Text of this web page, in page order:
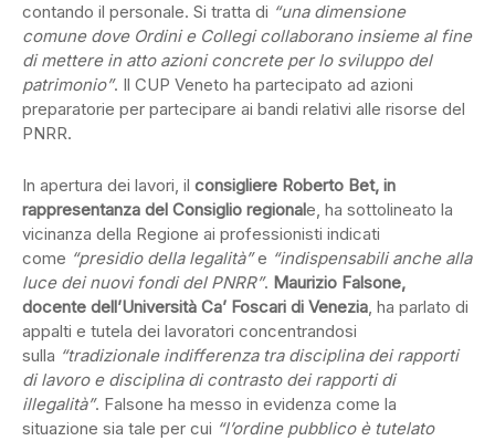
contando il personale. Si tratta di “una dimensione
comune dove Ordini e Collegi collaborano insieme al fine
di mettere in atto azioni concrete per lo sviluppo del
patrimonio”. Il CUP Veneto ha partecipato ad azioni
preparatorie per partecipare ai bandi relativi alle risorse del
PNRR.
In apertura dei lavori, il consigliere Roberto Bet, in
rappresentanza del Consiglio regionale, ha sottolineato la
vicinanza della Regione ai professionisti indicati
come “presidio della legalità”e “indispensabili anche alla
luce dei nuovi fondi del PNRR”. Maurizio Falsone,
docente dell’Università Ca’ Foscari di Venezia, ha parlato di
appalti e tutela dei lavoratori concentrandosi
sulla “tradizionale indifferenza tra disciplina dei rapporti
di lavoro e disciplina di contrasto dei rapporti di
illegalità”. Falsone ha messo in evidenza come la
situazione sia tale per cui “l’ordine pubblico è tutelato